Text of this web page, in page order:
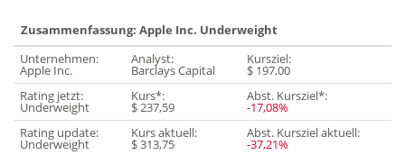
Zusammenfassung: Apple Inc. Underweight
Unternehmen:
Apple Inc.
Analyst:
Barclays Capital
Kursziel:
$ 197,00
Rating jetzt:
Underweight
Kurs*:
$ 237,59
Abst. Kursziel*:
-17,08%
Rating update:
Underweight
Kurs aktuell:
$ 313,75
Abst. Kursziel aktuell:
-37,21%